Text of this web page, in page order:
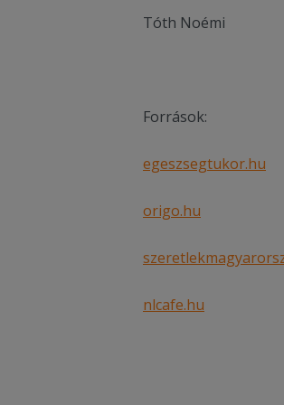
Tóth Noémi
Források:
egeszsegtukor.hu
origo.hu
nlcafe.hu